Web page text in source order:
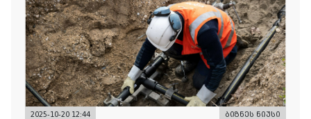
2025-10-20 12:44 ბიზნეს ნიუსი